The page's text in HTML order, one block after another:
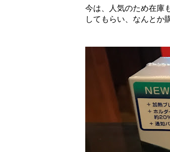
今は、人気のため在庫
してもらい、なんとか